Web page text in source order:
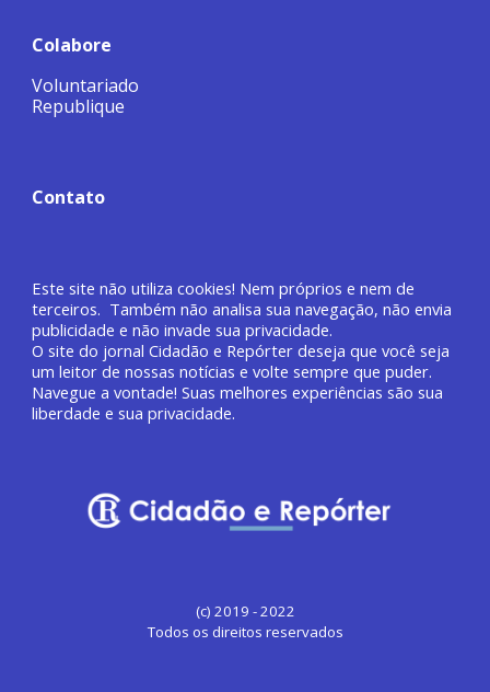
Colabore
Voluntariado
Republique
Contato
Este site não utiliza cookies! Nem próprios e nem de
terceiros. Também não analisa sua navegação, não envia
publicidade e não invade sua privacidade.
O site do jornalCidadão e Repórter deseja que você seja
um leitor de nossas notícias e volte sempre que puder.
Navegue a vontade! Suas melhores experiências são sua
liberdade e sua privacidade.
(c) 2019 - 2022
Todos os direitos reservados